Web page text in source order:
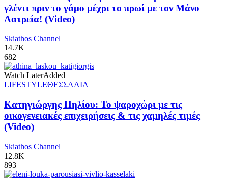
γλέντι πριν το γάμο μέχρι το πρωί με τον Μάνο
Λατρεία! (Video)
Skiathos Channel
14.7K
682
Watch LaterAdded
LIFESTYLEΘΕΣΣΑΛΙΑ
Κατηγιώργης Πηλίου: Το ψαροχώρι με τις
οικογενειακές επιχειρήσεις & τις χαμηλές τιμές
(Video)
Skiathos Channel
12.8K
893